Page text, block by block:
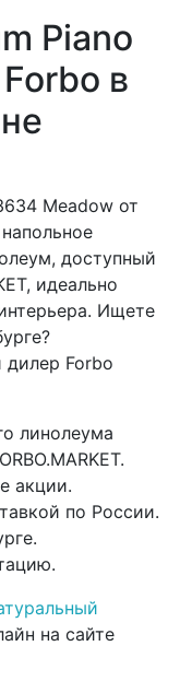
Piano
в
Meadow от
доступный
идеально
Ищете
дилер Forbo
линолеума
акции.
по России.
на сайте